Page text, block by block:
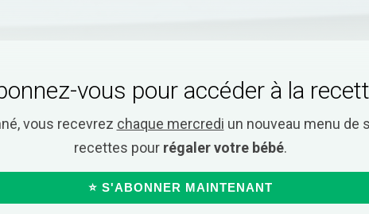
vous pour accéder à la
vous recevrez chaque mercredi un nouveau menu de
recettes pour régaler votre bébé.
⭐ S'ABONNER MAINTENANT